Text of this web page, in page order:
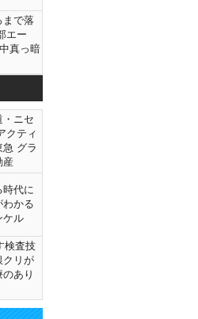
まで落
エー
真っ暗
・ニセ
クティ
急 グラ
産
時代に
わかる
ケル
検査技
クリが
あり